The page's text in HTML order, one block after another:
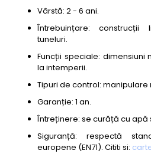
Vârstă: 2 - 6 ani.
Întrebuințare: construcții
tuneluri.
Funcții speciale: dimensiuni
la intemperii.
Tipuri de control: manipulare
Garanție: 1 an.
Întreținere: se curăță cu apă
Siguranță: respectă
europene (EN71). Cititi si: